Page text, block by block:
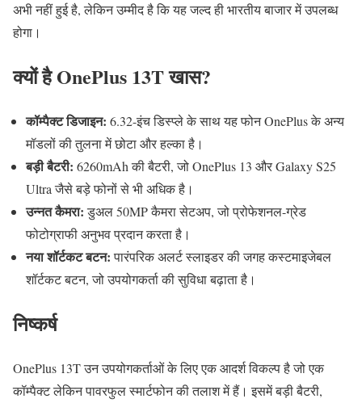
अभी नहीं हुई है, लेकिन उम्मीद है कि यह जल्द ही भारतीय बाजार में उपलब्ध
होगा।
क्यों है OnePlus 13T खास?
कॉम्पैक्ट डिजाइन: 6.32-इंच डिस्प्ले के साथ यह फोन OnePlus के अन्य
मॉडलों की तुलना में छोटा और हल्का है।
बड़ी बैटरी: 6260mAh की बैटरी, जो OnePlus 13 और Galaxy S25
Ultra जैसे बड़े फोनों से भी अधिक है।
उन्नत कैमरा: डुअल 50MP कैमरा सेटअप, जो प्रोफेशनल-ग्रेड
फोटोग्राफी अनुभव प्रदान करता है।
नया शॉर्टकट बटन: पारंपरिक अलर्ट स्लाइडर की जगह कस्टमाइजेबल
शॉर्टकट बटन, जो उपयोगकर्ता की सुविधा बढ़ाता है।
निष्कर्ष
OnePlus 13T उन उपयोगकर्ताओं के लिए एक आदर्श विकल्प है जो एक
कॉम्पैक्ट लेकिन पावरफुल स्मार्टफोन की तलाश में हैं। इसमें बड़ी बैटरी,